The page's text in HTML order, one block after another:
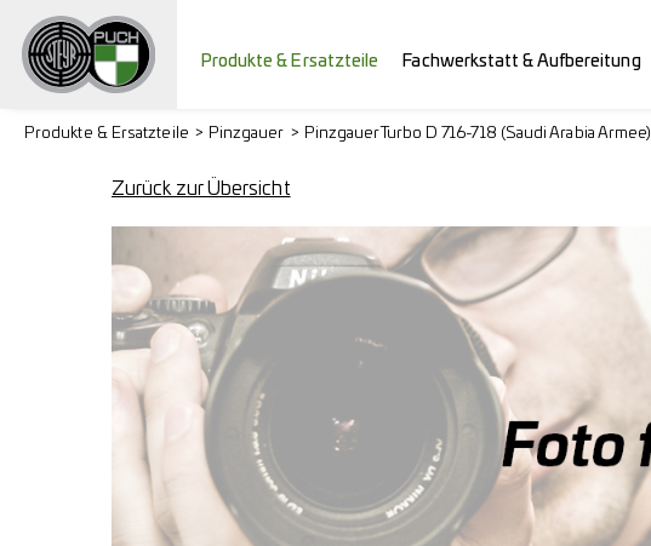
Produkte & Ersatzteile Fachwerkstatt & Aufbereitung
Produkte & Ersatzteile Pinzgauer Pinzgauer Turbo D 716-718 (Saudi Arabia Armee)
Zurück zur Übersicht